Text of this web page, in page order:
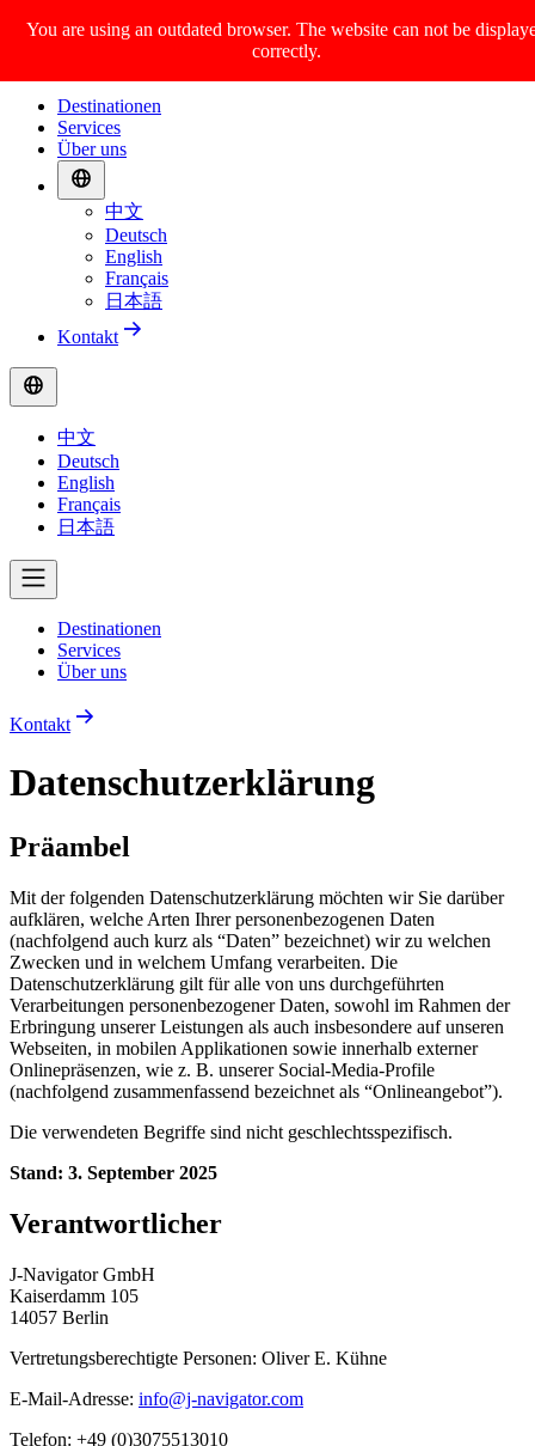
Destinationen
Services
Über uns
中文
Deutsch
English
Français
日本語
Kontakt
中文
Deutsch
English
Français
日本語
Destinationen
Services
Über uns
Kontakt
Daten­schutz­erklärung
Präambel
Mit der folgenden Datenschutzerklärung möchten wir Sie darüber
aufklären, welche Arten Ihrer personenbezogenen Daten
(nachfolgend auch kurz als “Daten” bezeichnet) wir zu welchen
Zwecken und in welchem Umfang verarbeiten. Die
Datenschutzerklärung gilt für alle von uns durchgeführten
Verarbeitungen personenbezogener Daten, sowohl im Rahmen der
Erbringung unserer Leistungen als auch insbesondere auf unseren
Webseiten, in mobilen Applikationen sowie innerhalb externer
Onlinepräsenzen, wie z. B. unserer Social-Media-Profile
(nachfolgend zusammenfassend bezeichnet als “Onlineangebot”).
Die verwendeten Begriffe sind nicht geschlechtsspezifisch.
Stand: 3. September 2025
Verantwortlicher
J-Navigator GmbH
Kaiserdamm 105
14057 Berlin
Vertretungsberechtigte Personen: Oliver E. Kühne
E-Mail-Adresse: info@j-navigator.com
Telefon: +49 (0)3075513010
You are using an outdated browser. The website can not be
correctly.